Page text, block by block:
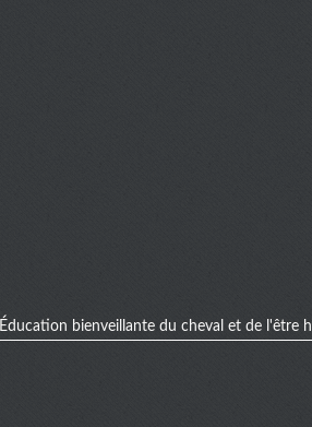
Éducation bienveillante du cheval et de l'être